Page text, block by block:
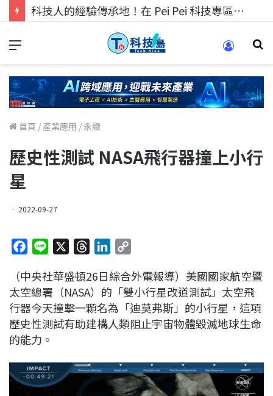
科技人的經驗傳承地！在 Pei Pei 科技專區，與學弟妹交流最硬核的技術
首頁 / 產業應用 /永續
歷史性測試 NASA飛行器撞上小行
星
2022-09-27
c
e
b
o
o
n
e
r
e
a
d
n
k
e
d
p
y
L
i
（中央社華盛頓26日綜合外電報導）美國國家航空暨
太空總署（NASA）的「雙小行星改道測試」太空飛
行器今天撞擊一顆名為「迪莫弗斯」的小行星，這項
歷史性測試有助建構人類阻止宇宙物體毀滅地球生命
的能力。